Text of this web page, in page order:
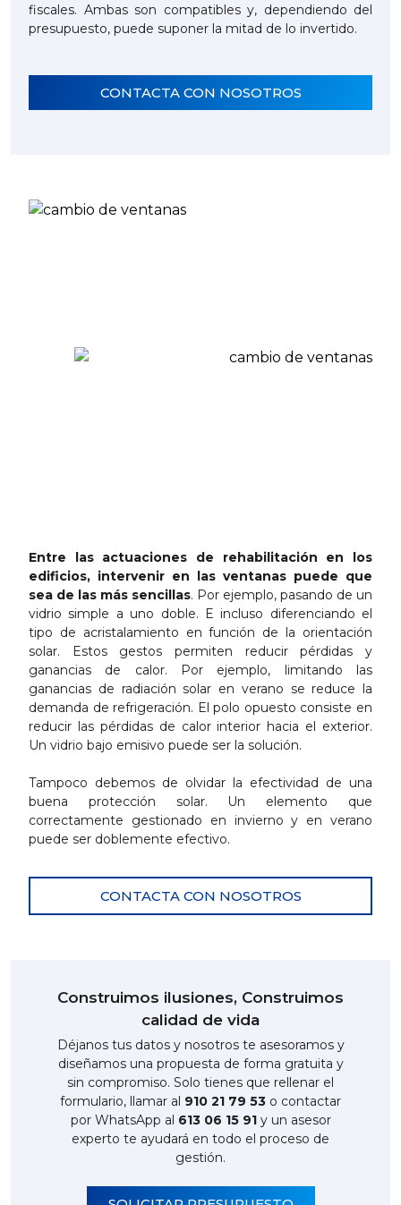
fiscales. Ambas son compatibles y, dependiendo del
presupuesto, puede suponer la mitad de lo invertido.
CONTACTA CON NOSOTROS
Entre las actuaciones de rehabilitación en los
edificios, intervenir en las ventanas puede que
sea de las más sencillas. Por ejemplo, pasando de un
vidrio simple a uno doble. E incluso diferenciando el
tipo de acristalamiento en función de la orientación
solar. Estos gestos permiten reducir pérdidas y
ganancias de calor. Por ejemplo, limitando las
ganancias de radiación solar en verano se reduce la
demanda de refrigeración. El polo opuesto consiste en
reducir las pérdidas de calor interior hacia el exterior.
Un vidrio bajo emisivo puede ser la solución.
Tampoco debemos de olvidar la efectividad de una
buena protección solar. Un elemento que
correctamente gestionado en invierno y en verano
puede ser doblemente efectivo.
CONTACTA CON NOSOTROS
Construimos ilusiones, Construimos
calidad de vida
Déjanos tus datos y nosotros te asesoramos y
diseñamos una propuesta de forma gratuita y
sin compromiso. Solo tienes que rellenar el
formulario, llamar al 910 21 79 53 o contactar
por WhatsApp al 613 06 15 91y un asesor
experto te ayudará en todo el proceso de
gestión.